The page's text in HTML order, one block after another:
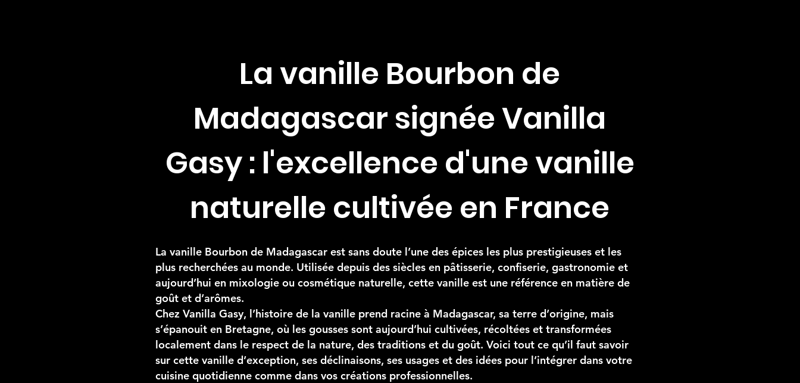
La vanille Bourbon de
Madagascar signée Vanilla
Gasy : l'excellence d'une vanille
naturelle cultivée en France
La vanille Bourbon de Madagascar est sans doute l’une des épices les plus prestigieuses et les
plus recherchées au monde. Utilisée depuis des siècles en pâtisserie, confiserie, gastronomie et
aujourd’hui en mixologie ou cosmétique naturelle, cette vanille est une référence en matière de
goût et d’arômes.
Chez Vanilla Gasy, l’histoire de la vanille prend racine à Madagascar, sa terre d’origine, mais
s’épanouit en Bretagne, où les gousses sont aujourd’hui cultivées, récoltées et transformées
localement dans le respect de la nature, des traditions et du goût. Voici tout ce qu’il faut savoir
sur cette vanille d’exception, ses déclinaisons, ses usages et des idées pour l’intégrer dans votre
cuisine quotidienne comme dans vos créations professionnelles.